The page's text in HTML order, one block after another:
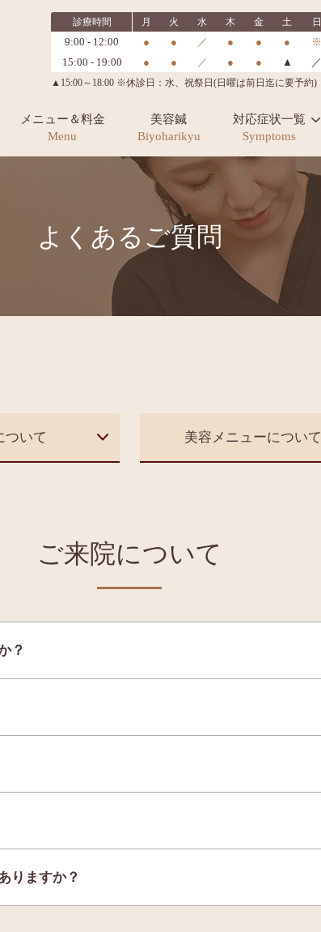
診療時間 月 火 水 木 金 土 日
9:00 - 12:00 ● ● ／ ● ● ●
※
15:00 - 19:00
● ● ／ ● ● ▲ ／
▲15:00～18:00 ※休診日：水、祝祭日(日曜は前日迄に要予約)
メニュー＆料金
Menu
美容鍼
Biyoharikyu
対応症状一覧
Symptoms
よくあるご質問
ついて 美容メニューについて
ご来院について
？
りますか？